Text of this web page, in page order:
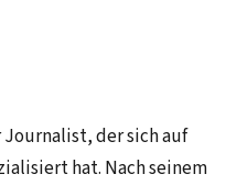
der sich auf
hat. Nach seinem